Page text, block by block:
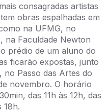
consagradas artistas
obras espalhadas em
na UFMG, no
na Faculdade Newton
prédio de um aluno do
ficarão expostas, junto
no Passo das Artes do
novembro. O horário
das 11h às 12h, das
18h.